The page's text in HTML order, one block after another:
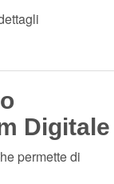
Digitale
permette di